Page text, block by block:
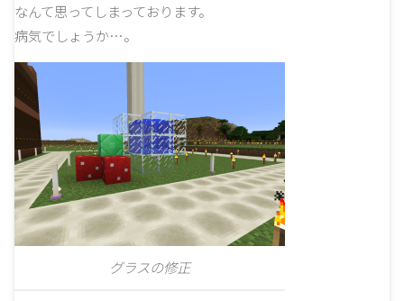
なんて思ってしまっております。
病気でしょうか…。
グラスの修正